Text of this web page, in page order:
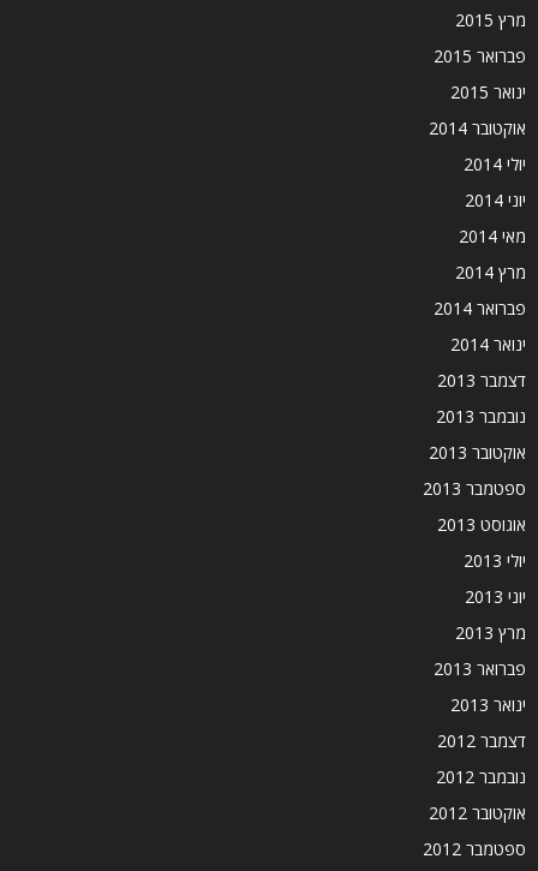
מרץ 2015
פברואר 2015
ינואר 2015
אוקטובר 2014
יולי 2014
יוני 2014
מאי 2014
מרץ 2014
פברואר 2014
ינואר 2014
דצמבר 2013
נובמבר 2013
אוקטובר 2013
ספטמבר 2013
אוגוסט 2013
יולי 2013
יוני 2013
מרץ 2013
פברואר 2013
ינואר 2013
דצמבר 2012
נובמבר 2012
אוקטובר 2012
ספטמבר 2012